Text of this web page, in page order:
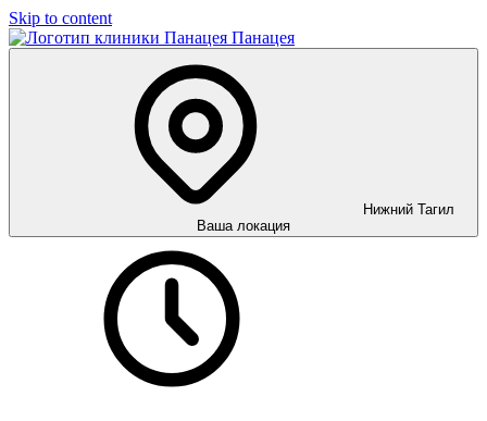
Skip to content
Панацея
Нижний Тагил
Ваша локация